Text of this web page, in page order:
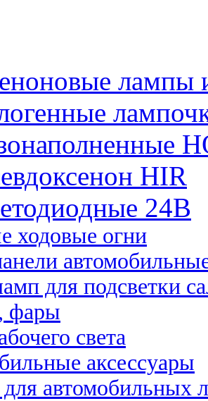
лампы
HIR
24B
ходовые огни
для подсветки
фары
света
аксессуары
автомобильных